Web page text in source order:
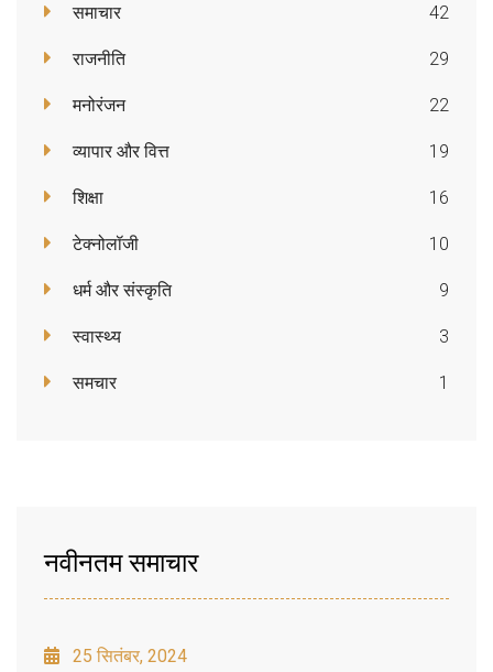
समाचार 42
राजनीति 29
मनोरंजन 22
व्यापार और वित्त 19
शिक्षा 16
टेक्नोलॉजी 10
धर्म और संस्कृति 9
स्वास्थ्य 3
समचार 1
नवीनतम समाचार
25 सितंबर, 2024